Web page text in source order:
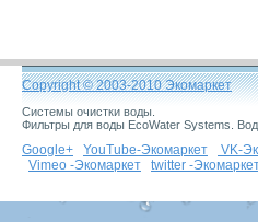
Фильтры для воды EcoWater Systems.
VK-